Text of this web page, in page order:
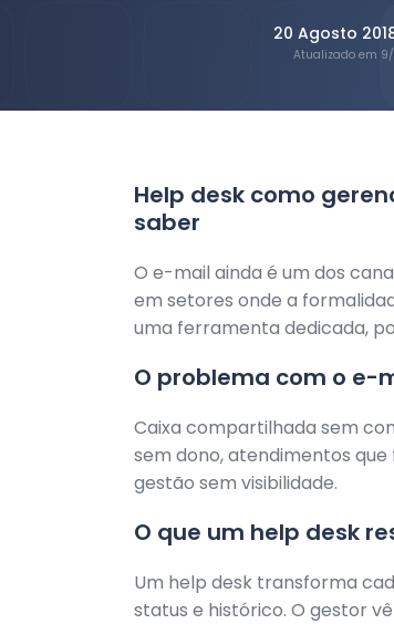
20 Agosto
Atualizado em
Help desk como
saber
O e-mail ainda é um dos
em setores onde a
uma ferramenta dedicada,
O problema com o e-
Caixa compartilhada sem
sem dono, atendimentos
gestão sem visibilidade.
O que um help desk
Um help desk transforma
status e histórico. O gestor